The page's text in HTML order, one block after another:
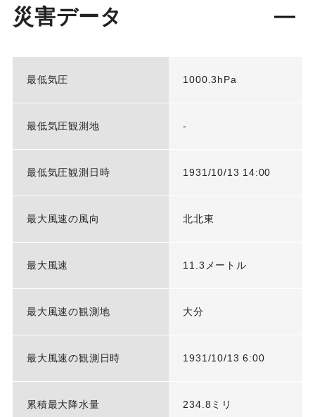
災害データ
最低気圧 1000.3hPa
最低気圧観測地 -
最低気圧観測日時 1931/10/13 14:00
最大風速の風向 北北東
最大風速 11.3メートル
最大風速の観測地 大分
最大風速の観測日時 1931/10/13 6:00
累積最大降水量 234.8ミリ